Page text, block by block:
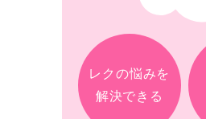
レクの悩みを
解決できる